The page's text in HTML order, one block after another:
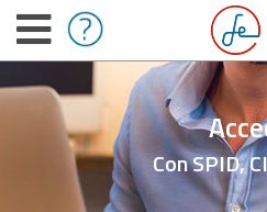
Con SPID,